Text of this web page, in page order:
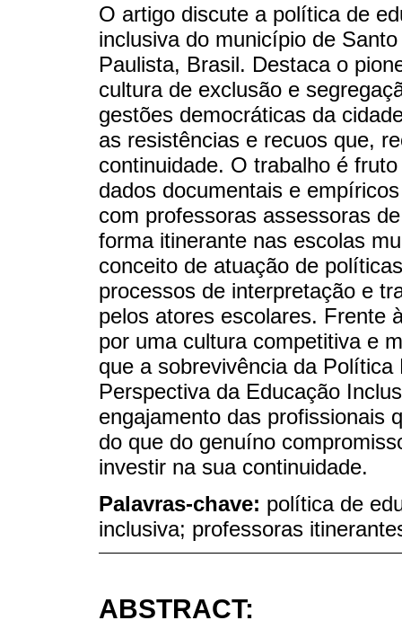
O artigo discute a política de
inclusiva do município de
Paulista, Brasil. Destaca o
cultura de exclusão e
gestões democráticas da
as resistências e recuos que,
continuidade. O trabalho é
dados documentais e
com professoras assessoras
forma itinerante nas escolas
conceito de atuação de
processos de interpretação e
pelos atores escolares. Frente
por uma cultura competitiva e
que a sobrevivência da
Perspectiva da Educação
engajamento das profissionais
do que do genuíno
investir na sua continuidade.
Palavras-chave: política de
inclusiva; professoras
ABSTRACT: